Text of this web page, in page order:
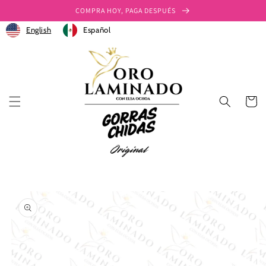
al contenido
COMPRA HOY, PAGA DESPUÉS
English Español
Carrito
directamente
a la
información
del producto